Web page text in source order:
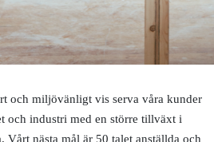
och miljövänligt vis serva våra kunder
och industri med en större tillväxt i
Vårt nästa mål är 50 talet anställda och